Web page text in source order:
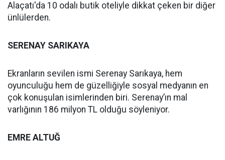
Alaçatı'da 10 odalı butik oteliyle dikkat çeken bir diğer
ünlülerden.
SERENAY SARIKAYA
Ekranların sevilen ismi Serenay Sarıkaya, hem
oyunculuğu hem de güzelliğiyle sosyal medyanın en
çok konuşulan isimlerinden biri. Serenay’ın mal
varlığının 186 milyon TL olduğu söyleniyor.
EMRE ALTUĞ